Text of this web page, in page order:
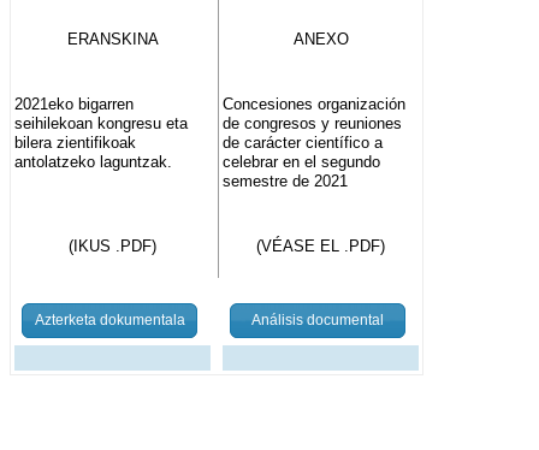
ERANSKINA ANEXO
2021eko bigarren
seihilekoan kongresu eta
bilera zientifikoak
antolatzeko laguntzak.
Concesiones organización
de congresos y reuniones
de carácter científico a
celebrar en el segundo
semestre de 2021
(IKUS .PDF) (VÉASE EL .PDF)
Azterketa dokumentala Análisis documental